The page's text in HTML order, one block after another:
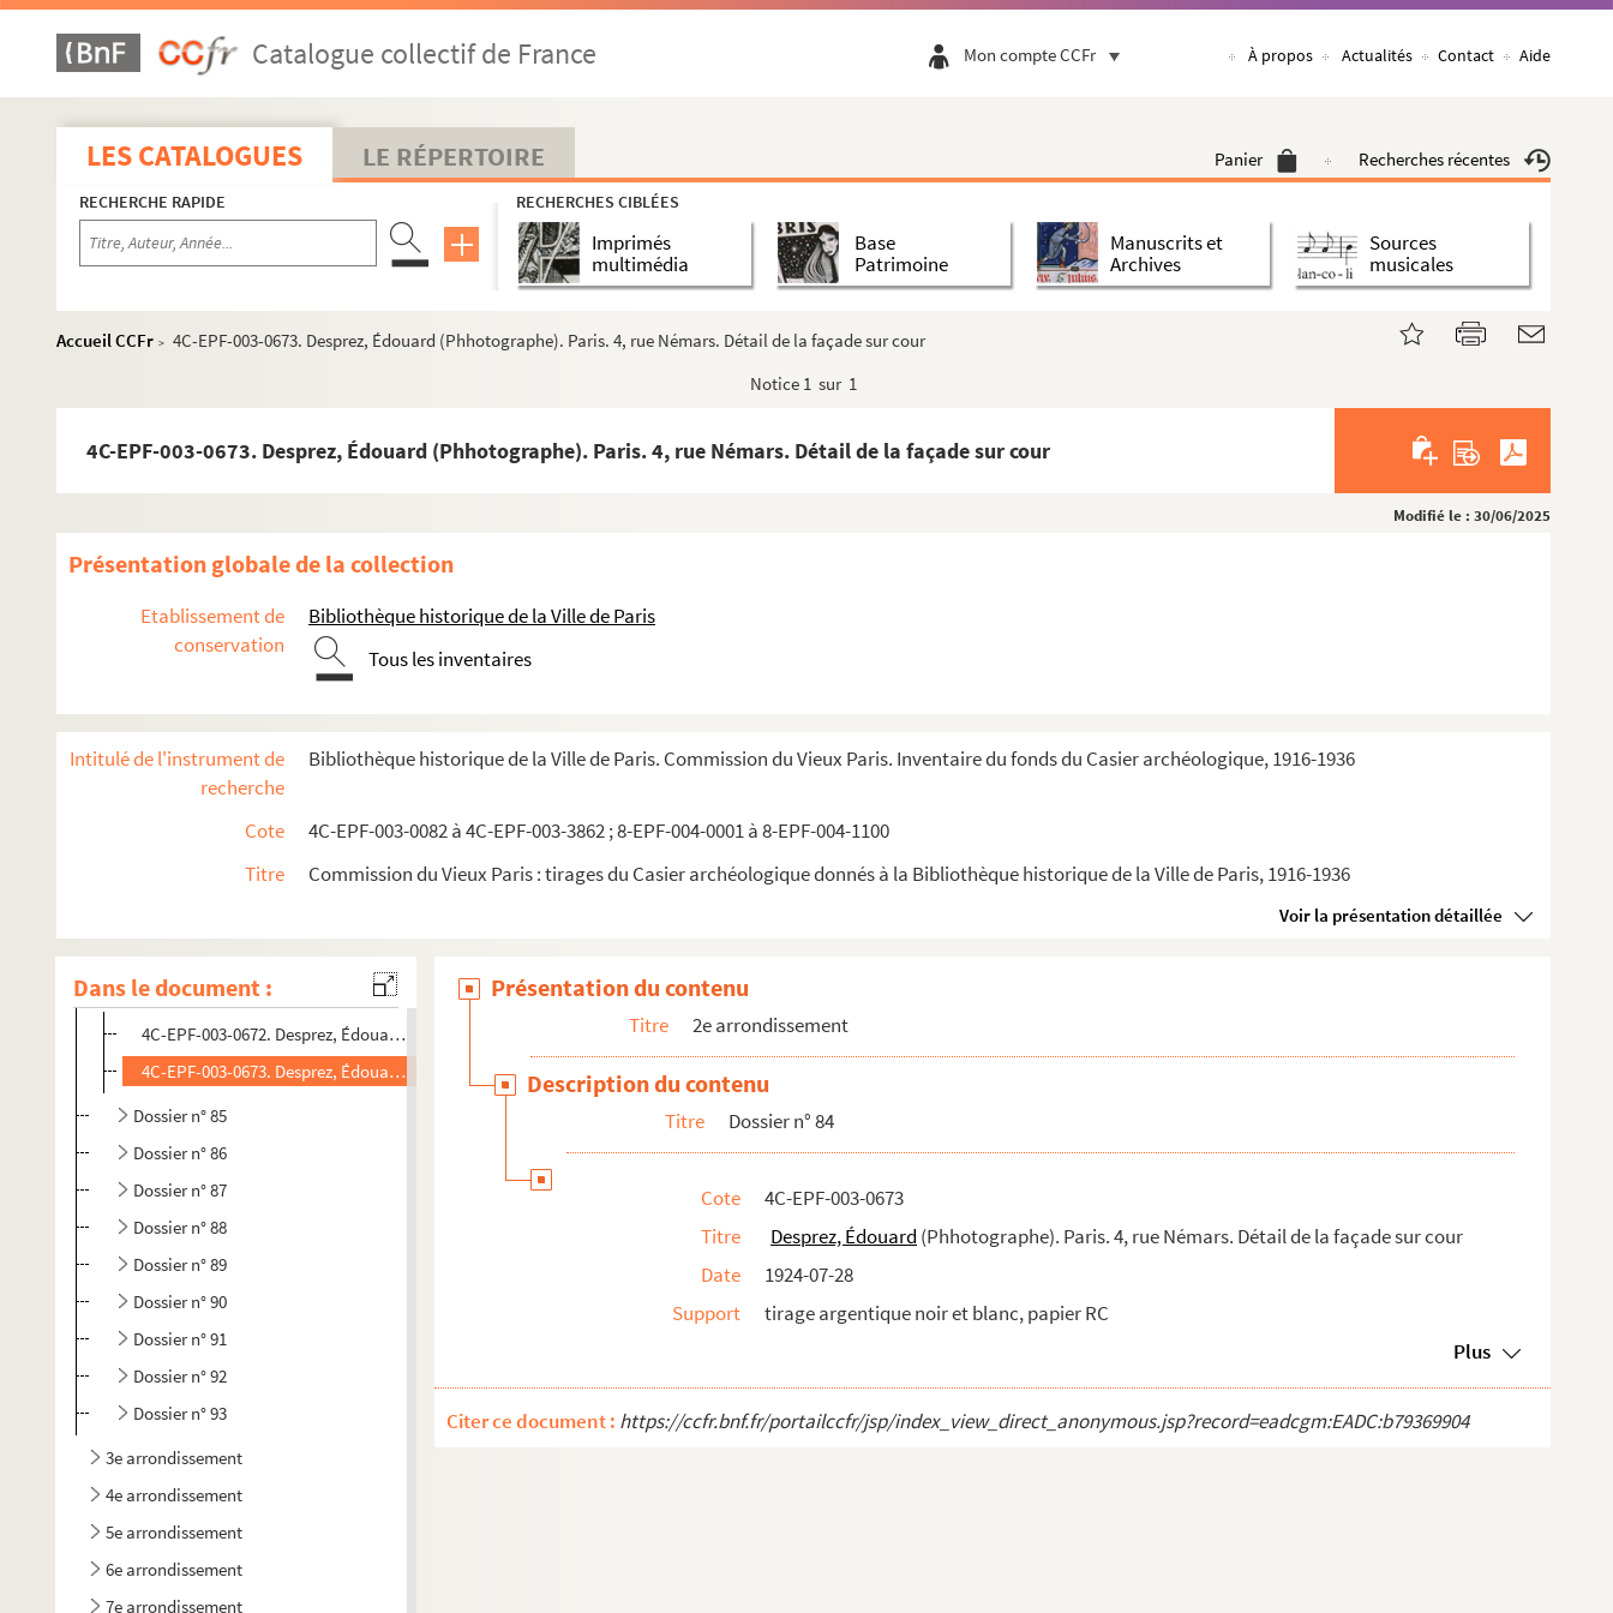
Catalogue collectif de France Mon compte CCFr À propos Actualités Contact Aide
LES CATALOGUES LE RÉPERTOIRE Panier Recherches récentes
RECHERCHE RAPIDE RECHERCHES CIBLÉES
Imprimés
multimédia
Base
Patrimoine
Manuscrits et
Archives
Sources
musicales
Accueil CCFr > 4C-EPF-003-0673. Desprez, Édouard (Phhotographe). Paris. 4, rue Némars. Détail de la façade sur cour
Notice 1 sur 1
4C-EPF-003-0673. Desprez, Édouard (Phhotographe). Paris. 4, rue Némars. Détail de la façade sur cour
Modifié le : 30/06/2025
Présentation globale de la collection
Etablissement de
conservation
Bibliothèque historique de la Ville de Paris
Tous les inventaires
Intitulé de l'instrument de
recherche
Bibliothèque historique de la Ville de Paris. Commission du Vieux Paris. Inventaire du fonds du Casier archéologique, 1916-1936
Cote
4C-EPF-003-0082 à 4C-EPF-003-3862 ; 8-EPF-004-0001 à 8-EPF-004-1100
Titre
Commission du Vieux Paris : tirages du Casier archéologique donnés à la Bibliothèque historique de la Ville de Paris, 1916-1936
Voir la présentation détaillée
Dans le document :
Dossier n° 54
Dossier n° 55
Dossier n° 56
Dossier n° 57
Dossier n° 59
Dossier n° 60
Dossier n° 71
Dossier n° 71 bis
Dossier n° 73
Dossier n° 76
Dossier n° 77
Dossier n° 83
Dossier n° 84
4C-EPF-003-0672. Desprez, Édouard (Photographe). Paris. 4, rue Némars. Façade sur cour
4C-EPF-003-0673. Desprez, Édouard (Phhotographe). Paris. 4, rue Némars. Détail de la façade sur cour
Dossier n° 85
Dossier n° 86
Dossier n° 87
Dossier n° 88
Dossier n° 89
Dossier n° 90
Dossier n° 91
Dossier n° 92
Dossier n° 93
3e arrondissement
4e arrondissement
5e arrondissement
6e arrondissement
7e arrondissement
Présentation du contenu
Titre 2e arrondissement
Description du contenu
Titre Dossier n° 84
Cote
4C-EPF-003-0673
Titre
Desprez, Édouard (Phhotographe). Paris. 4, rue Némars. Détail de la façade sur cour
Date
1924-07-28
Support
tirage argentique noir et blanc, papier RC
Plus
Citer ce document : https://ccfr.bnf.fr/portailccfr/jsp/index_view_direct_anonymous.jsp?record=eadcgm:EADC:b79369904